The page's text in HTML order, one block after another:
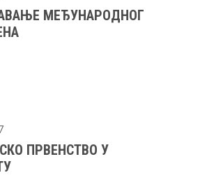
МЕЂУНАРОДНОГ
ПРВЕНСТВО У